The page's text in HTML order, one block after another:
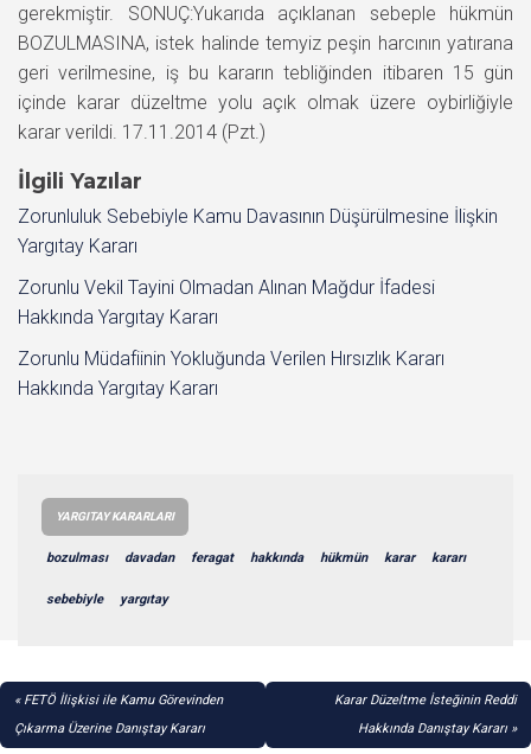
gerekmiştir. SONUÇ:Yukarıda açıklanan sebeple hükmün
BOZULMASINA, istek halinde temyiz peşin harcının yatırana
geri verilmesine, iş bu kararın tebliğinden itibaren 15 gün
içinde karar düzeltme yolu açık olmak üzere oybirliğiyle
karar verildi. 17.11.2014 (Pzt.)
İlgili Yazılar
Zorunluluk Sebebiyle Kamu Davasının Düşürülmesine İlişkin
Yargıtay Kararı
Zorunlu Vekil Tayini Olmadan Alınan Mağdur İfadesi
Hakkında Yargıtay Kararı
Zorunlu Müdafiinin Yokluğunda Verilen Hırsızlık Kararı
Hakkında Yargıtay Kararı
YARGITAY KARARLARI
bozulması davadan feragat hakkında hükmün karar kararı
sebebiyle yargıtay
YAZI
GEZINMESI
FETÖ İlişkisi ile Kamu Görevinden
Çıkarma Üzerine Danıştay Kararı
Karar Düzeltme İsteğinin Reddi
Hakkında Danıştay Kararı